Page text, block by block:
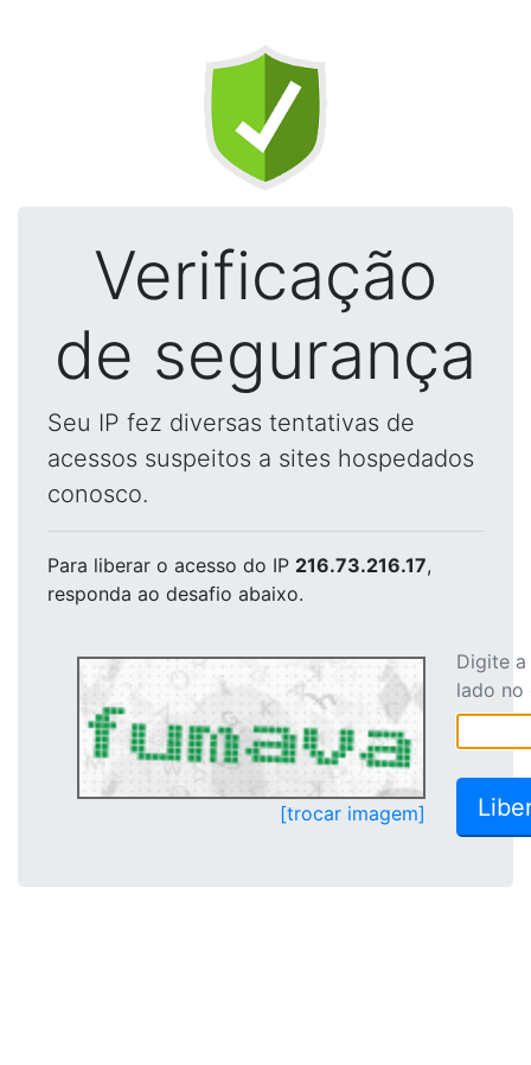
Verificação
de segurança
Seu IP fez diversas tentativas de
acessos suspeitos a sites hospedados
conosco.
Para liberar o acesso do IP 216.73.216.17,
responda ao desafio abaixo.
[trocar imagem]
Digite
lado no